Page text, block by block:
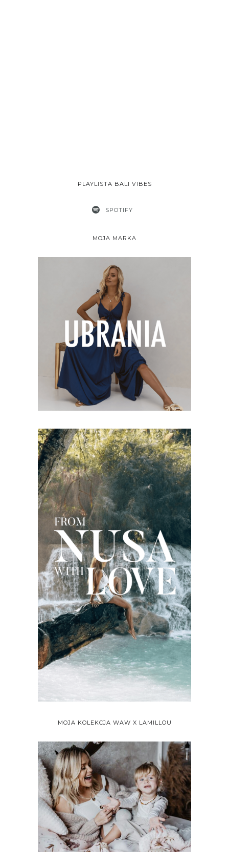
PLAYLISTA BALI VIBES
SPOTIFY
MOJA MARKA
MOJA KOLEKCJA WAW X LAMILLOU